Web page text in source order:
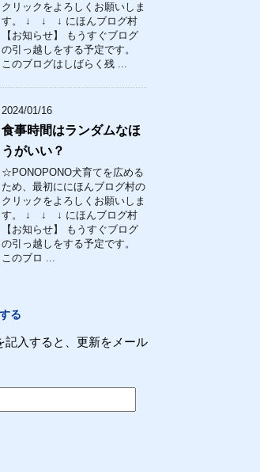
クリックをよろしくお願いしま
す。 ↓ ↓ ↓ にほんブログ村
【お知らせ】 もうすぐブログ
の引っ越しをする予定です。
このブログはしばらく残 ...
2024/01/16
食事時間はランダムなほ
うがいい？
☆PONOPONO犬育てを広める
ため、最初ににほんブログ村の
クリックをよろしくお願いしま
す。 ↓ ↓ ↓ にほんブログ村
【お知らせ】 もうすぐブログ
の引っ越しをする予定です。
このブロ ...
る
記入すると、更新をメール